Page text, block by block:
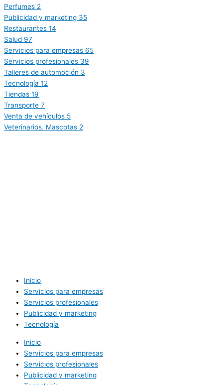
Perfumes 2
Publicidad y marketing 35
Restaurantes 14
Salud 97
Servicios para empresas 65
Servicios profesionales 39
Talleres de automoción 3
Tecnología 12
Tiendas 19
Transporte 7
Venta de vehículos 5
Veterinarios. Mascotas 2
Inicio
Servicios para empresas
Servicios profesionales
Publicidad y marketing
Tecnología
Inicio
Servicios para empresas
Servicios profesionales
Publicidad y marketing